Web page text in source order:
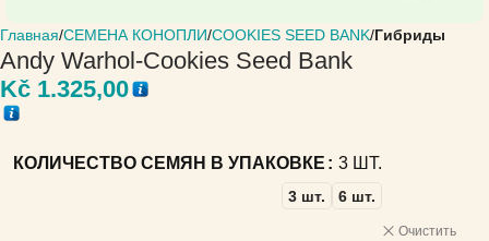
Главная СЕМЕНА КОНОПЛИ COOKIES SEED BANK Гибриды
Andy Warhol-Cookies Seed Bank
Kč 1.325,00
КОЛИЧЕСТВО СЕМЯН В УПАКОВКЕ 3 ШТ.
3 шт. 6 шт.
Очистить